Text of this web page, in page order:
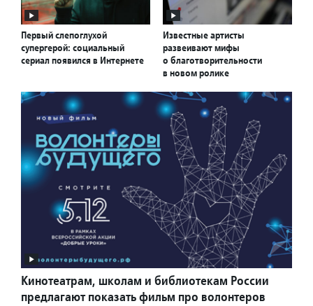
Первый слепоглухой
супергерой: социальный
сериал появился в Интернете
Известные артисты
развеивают мифы
о благотворительности
в новом ролике
Кинотеатрам, школам и библиотекам России
предлагают показать фильм про волонтеров